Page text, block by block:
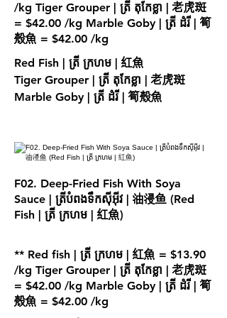
/kg Tiger Grouper | ត្រី តុកែខ្លា | 老虎斑
= $42.00 /kg Marble Goby | ត្រី ដំរី | 筍
殼魚 = $42.00 /kg
Red Fish | ត្រី ក្រហម | 紅魚
Tiger Grouper | ត្រី តុកែខ្លា | 老虎斑
Marble Goby | ត្រី ដំរី | 筍殼魚
F02. Deep-Fried Fish With Soya
Sauce | ត្រីបំពងទឹកស៊ីអុីវ | 油浸鱼 (Red
Fish | ត្រី ក្រហម | 紅魚)
** Red fish | ត្រី ក្រហម | 紅魚 = $13.90
/kg Tiger Grouper | ត្រី តុកែខ្លា | 老虎斑
= $42.00 /kg Marble Goby | ត្រី ដំរី | 筍
殼魚 = $42.00 /kg